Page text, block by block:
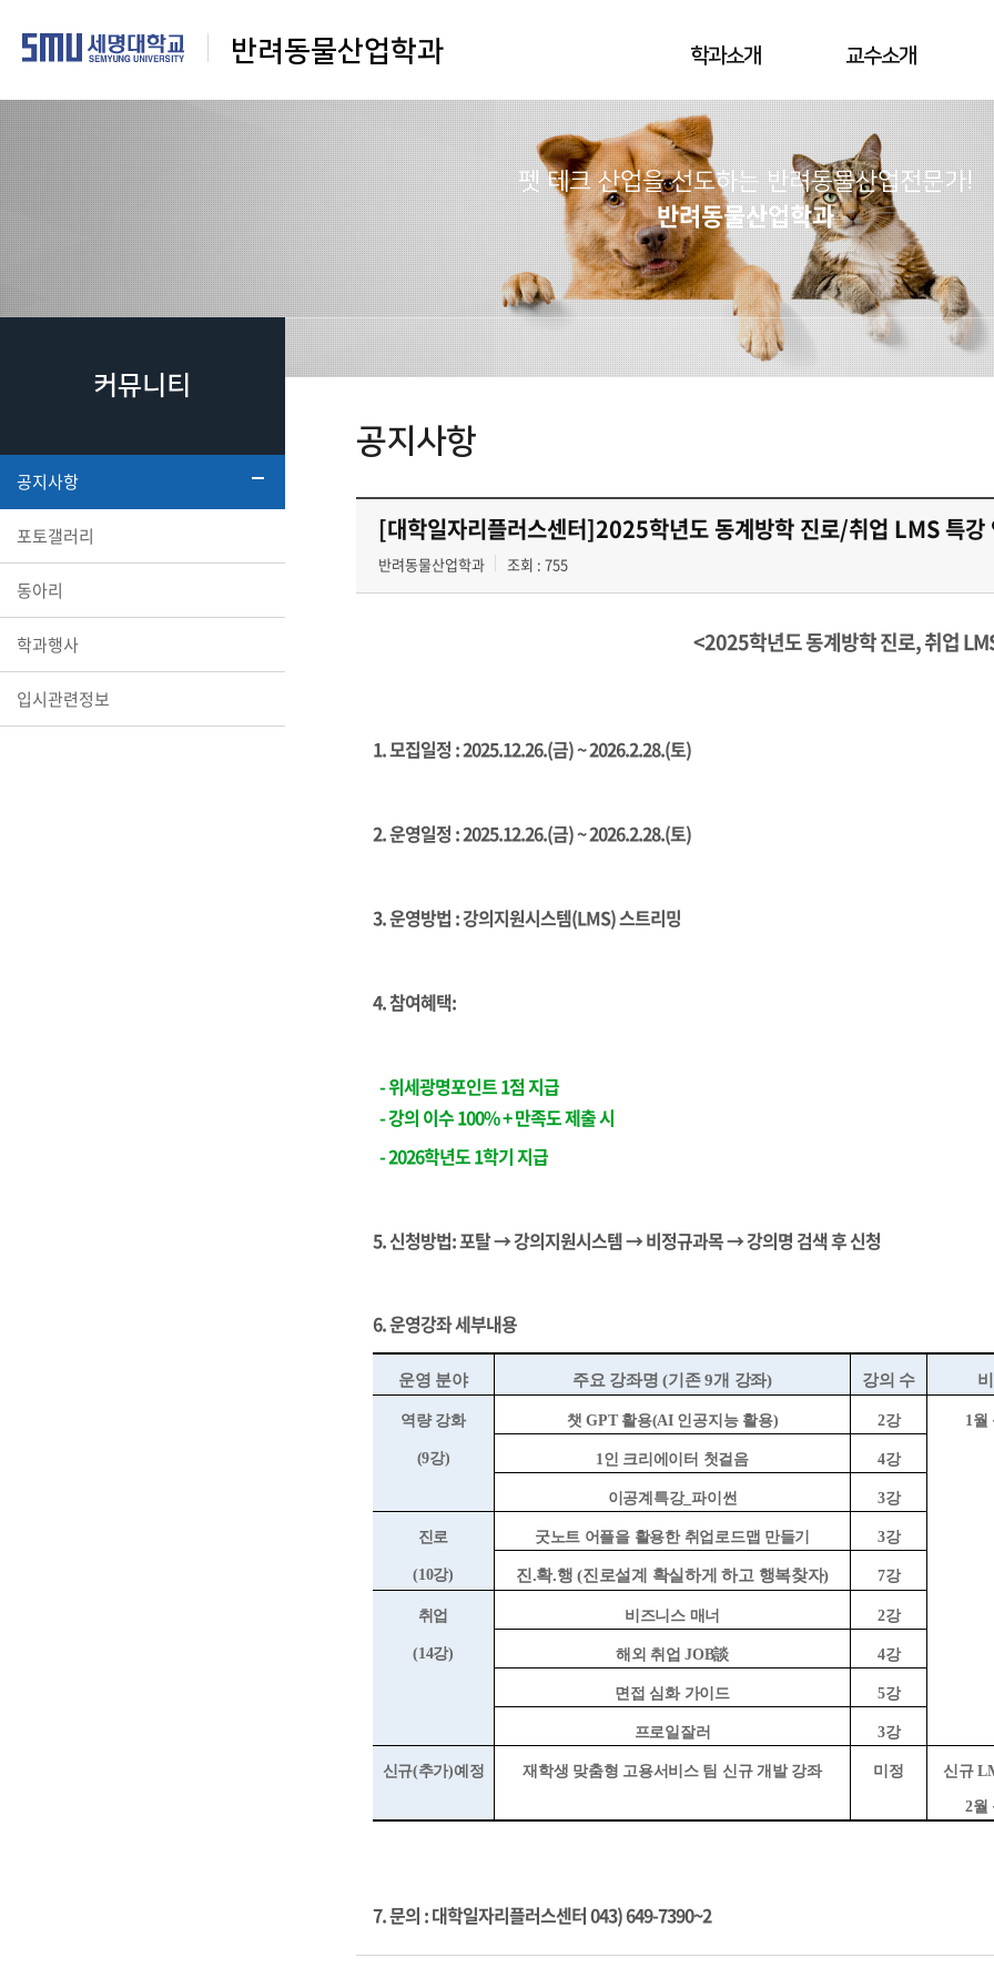
반려동물산업학과 학과소개 교수소개
펫 테크 산업을 선도하는 반려동물산업전문가!
반려동물산업학과
커뮤니티
공지사항
포토갤러리
동아리
학과행사
입시관련정보
공지사항
[대학일자리플러스센터]2025학년도 동계방학 진로/취업 LMS 특강
반려동물산업학과 조회 : 755
<2025학년도 동계방학 진로, 취업
1. 모집일정 : 2025.12.26.(금) ~ 2026.2.28.(토)
2. 운영일정 : 2025.12.26.(금) ~ 2026.2.28.(토)
3. 운영방법 : 강의지원시스템(LMS) 스트리밍
4. 참여혜택:
-위세광명포인트 1점 지급
- 강의 이수 100% + 만족도 제출 시
- 2026학년도 1학기 지급
5. 신청방법: 포탈 → 강의지원시스템→ 비정규과목→ 강의명 검색 후 신청
6. 운영강좌 세부내용
운영 분야 주요 강좌명(기존9개 강좌) 강의 수
역량 강화
(9강)
챗GPT 활용(AI 인공지능 활용) 2강 1월
1인 크리에이터 첫걸음 4강
이공계특강_ 파이썬 3강
진로
(10강)
굿노트 어플을 활용한 취업로드맵 만들기 3강
진 .확.행(진로설계 확실하게 하고 행복찾자) 7강
취업
(14강)
비즈니스 매너 2강
해외 취업JOB談 4강
면접 심화 가이드 5강
프로일잘러 3강
신규(추가)예정 재학생 맞춤형 고용서비스 팀 신규 개발 강좌 미정 신규
2월
7. 문의 :대학일자리플러스센터 043) 649-7390~2